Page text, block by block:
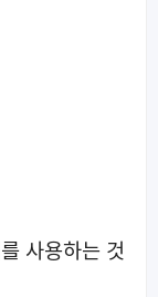
사용하는 것